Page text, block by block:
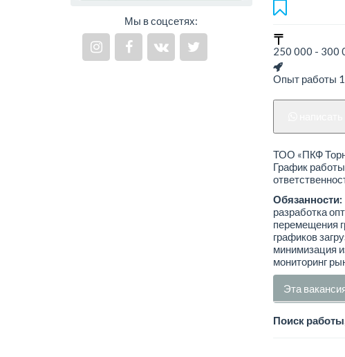
Мы в соцсетях:
250 000 - 300
Опыт работы
ТОО «ПКФ
График
Обязанности:
разработка
перемещения
графиков
минимизация
мониторинг
Эта
Поиск